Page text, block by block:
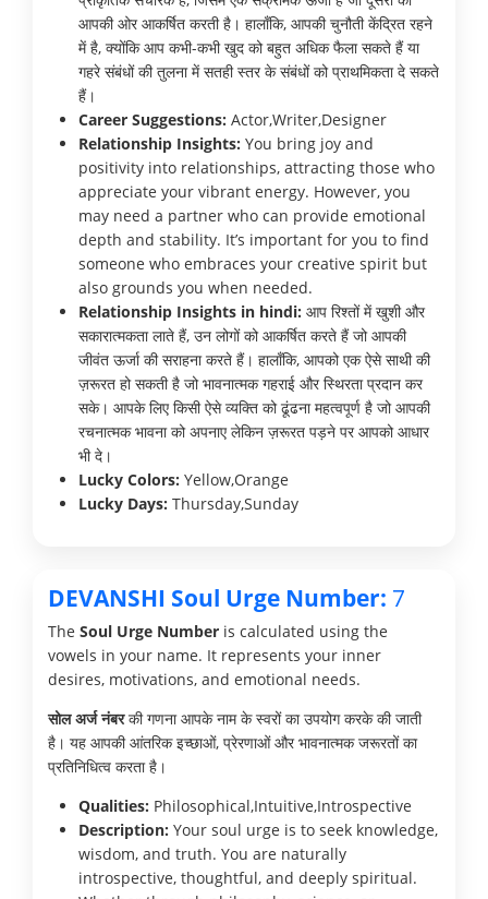
आपकी ओर आकर्षित करती है। हालाँकि, आपकी चुनौती केंद्रित रहने
में है, क्योंकि आप कभी-कभी खुद को बहुत अधिक फैला सकते हैं या
गहरे संबंधों की तुलना में सतही स्तर के संबंधों को प्राथमिकता दे सकते
हैं।
Career Suggestions: Actor,Writer,Designer
Relationship Insights: You bring joy and
positivity into relationships, attracting those who
appreciate your vibrant energy. However, you
may need a partner who can provide emotional
depth and stability. It’s important for you to find
someone who embraces your creative spirit but
also grounds you when needed.
Relationship Insights in hindi: आप रिश्तों में खुशी और
सकारात्मकता लाते हैं, उन लोगों को आकर्षित करते हैं जो आपकी
जीवंत ऊर्जा की सराहना करते हैं। हालाँकि, आपको एक ऐसे साथी की
ज़रूरत हो सकती है जो भावनात्मक गहराई और स्थिरता प्रदान कर
सके। आपके लिए किसी ऐसे व्यक्ति को ढूंढना महत्वपूर्ण है जो आपकी
रचनात्मक भावना को अपनाए लेकिन ज़रूरत पड़ने पर आपको आधार
भी दे।
Lucky Colors: Yellow,Orange
Lucky Days: Thursday,Sunday
DEVANSHI Soul Urge Number: 7
The Soul Urge Number is calculated using the
vowels in your name. It represents your inner
desires, motivations, and emotional needs.
सोल अर्ज नंबरकी गणना आपके नाम के स्वरों का उपयोग करके की जाती
है। यह आपकी आंतरिक इच्छाओं, प्रेरणाओं और भावनात्मक जरूरतों का
प्रतिनिधित्व करता है।
Qualities: Philosophical,Intuitive,Introspective
Description: Your soul urge is to seek knowledge,
wisdom, and truth. You are naturally
introspective, thoughtful, and deeply spiritual.